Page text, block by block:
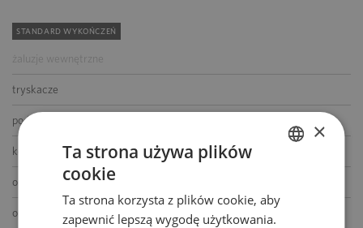
STANDARD WYKOŃCZEŃ
żaluzje wewnętrzne
tryskacze
podwójne zasilanie
kontrola dostępu
okablowanie telefoniczne
okablowanie komputerowe
ENGLISH
×
Ta strona używa plików
cookie
Ta strona korzysta z plików cookie, aby
zapewnić lepszą wygodę użytkowania.